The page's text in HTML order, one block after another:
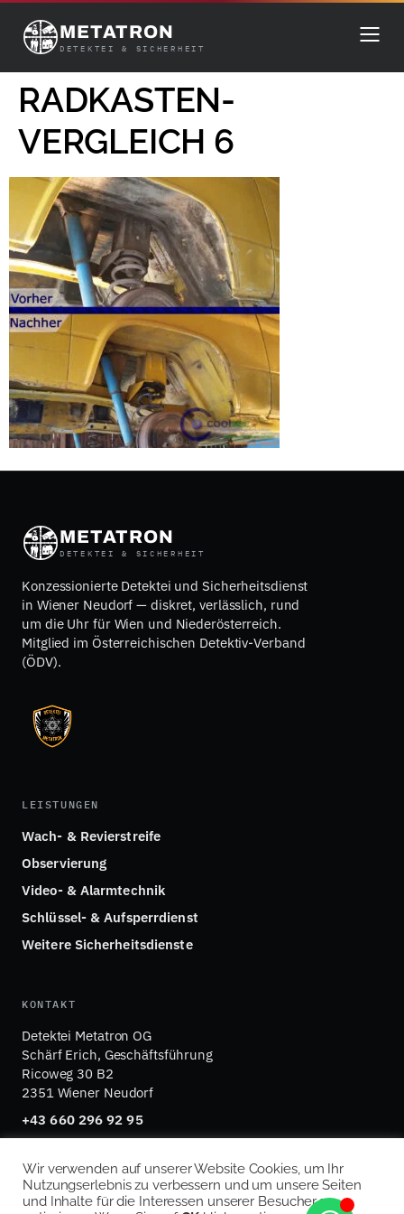
METATRON
DETEKTEI & SICHERHEIT
RADKASTEN-
VERGLEICH 6
METATRON
DETEKTEI & SICHERHEIT
Konzessionierte Detektei und Sicherheitsdienst
in Wiener Neudorf — diskret, verlässlich, rund
um die Uhr für Wien und Niederösterreich.
Mitglied im Österreichischen Detektiv-Verband
(ÖDV).
LEISTUNGEN
Wach- & Revierstreife
Observierung
Video- & Alarmtechnik
Schlüssel- & Aufsperrdienst
Weitere Sicherheitsdienste
KONTAKT
Detektei Metatron OG
Schärf Erich, Geschäftsführung
Ricoweg 30 B2
2351 Wiener Neudorf
+43 660 296 92 95
Wir verwenden auf unserer Website Cookies, um Ihr
Nutzungserlebnis zu verbessern und um unsere Seiten
und Inhalte für die Interessen unserer Besucher zu